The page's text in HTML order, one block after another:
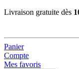
Livraison gratuite dès
Panier
Compte
Mes favoris